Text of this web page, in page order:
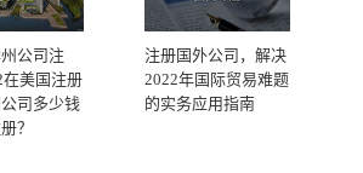
州公司注
在美国注册
司多少钱
？
注册国外公司，解决
2022年国际贸易难题
的实务应用指南